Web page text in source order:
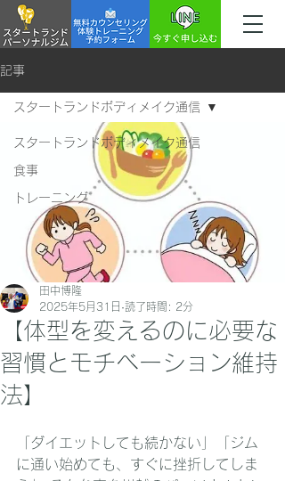
記事
スタートランドボディメイク通信
食事
トレーニング
スタートランドボディメイク通信
【体型を変えるのに必要な
習慣とモチベーション維持
法】
田中博隆
2025年5月31日 読了時間: 2分
「ダイエットしても続かない」「ジム
に通い始めても、すぐに挫折してしま